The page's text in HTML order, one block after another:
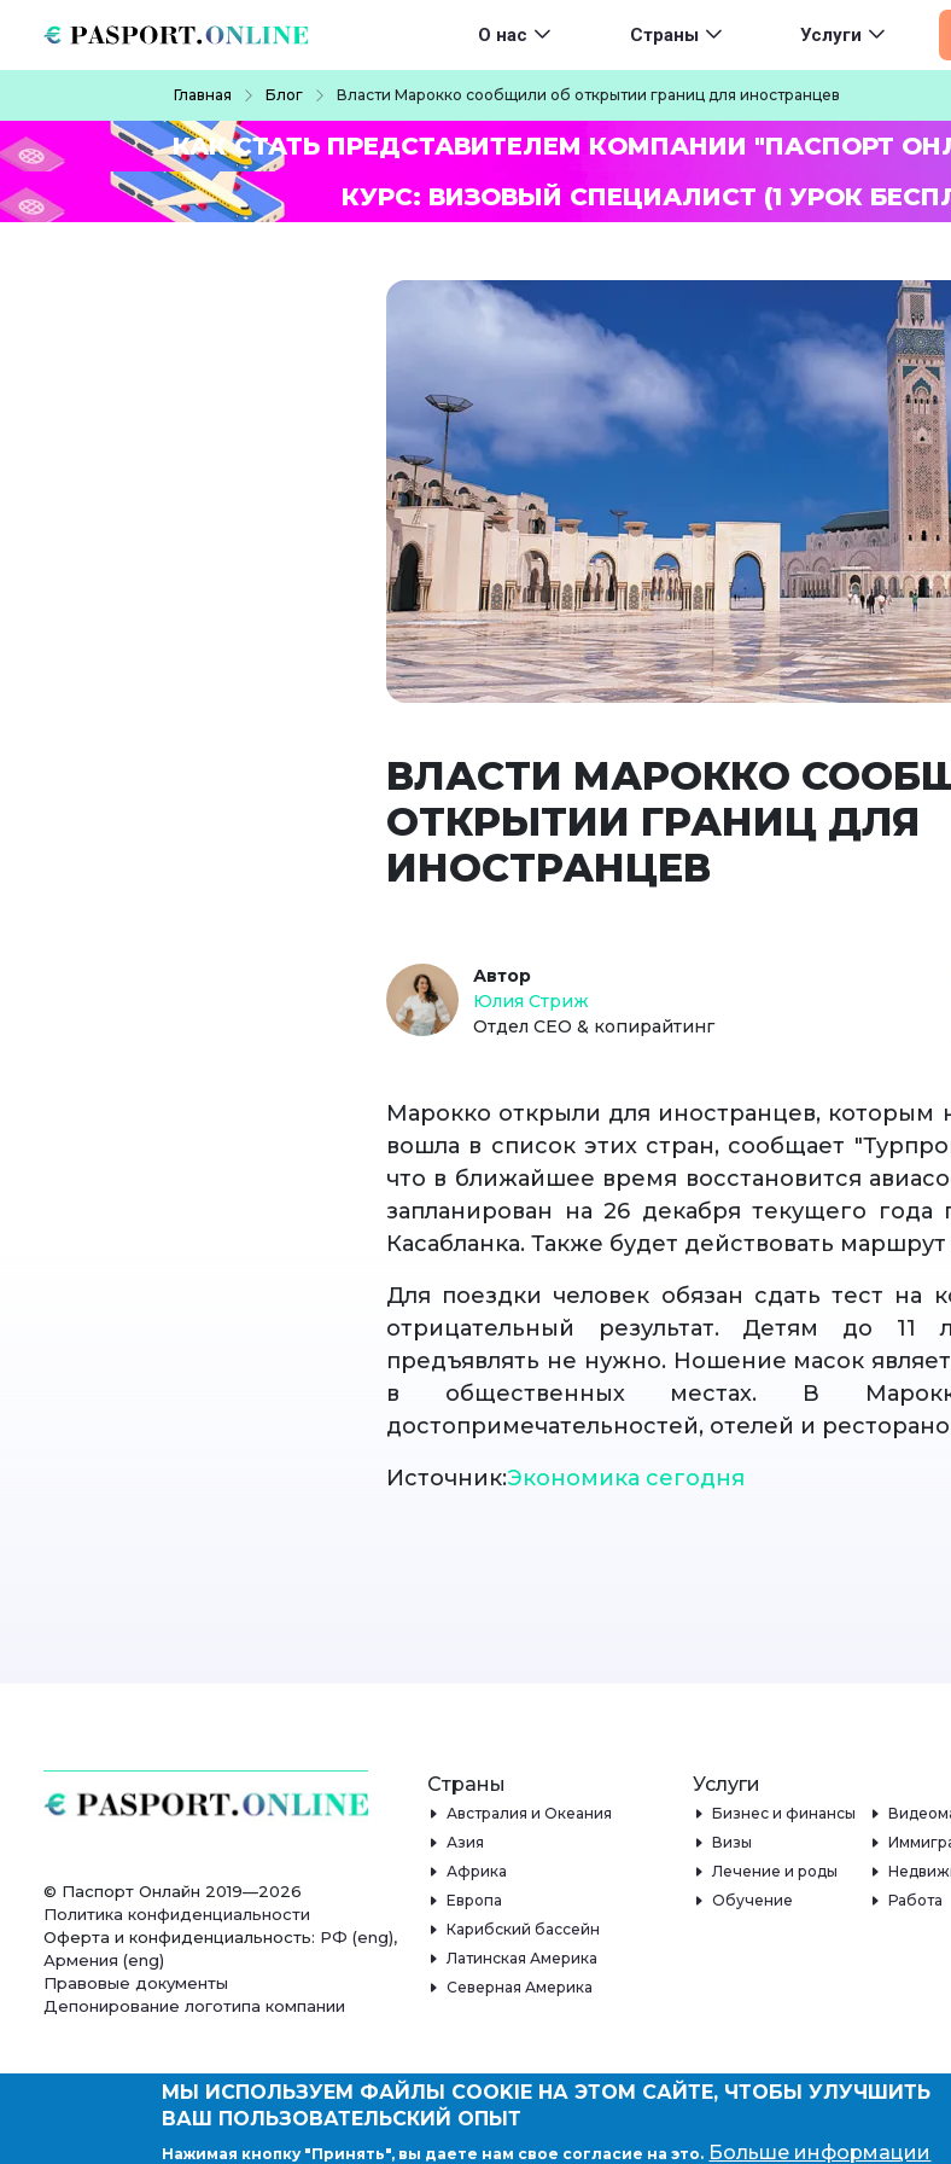
Main navigation
О нас Страны Услуги
Главная Блог Власти Марокко сообщили об открытии границ для иностранцев
КАК СТАТЬ ПРЕДСТАВИТЕЛЕМ КОМПАНИИ "ПАСПОРТ
КУРС: ВИЗОВЫЙ СПЕЦИАЛИСТ (1 УРОК
ВЛАСТИ МАРОККО
ОТКРЫТИИ ГРАНИЦ ДЛЯ
ИНОСТРАНЦЕВ
Автор
Юлия Стриж
Отдел СЕО & копирайтинг
Марокко открыли для иностранцев, которым
вошла в список этих стран, сообщает
что в ближайшее время восстановится
запланирован на 26 декабря текущего
Касабланка. Также будет действовать
Для поездки человек обязан сдать тест на
отрицательный результат. Детям до 11
предъявлять не нужно. Ношение масок
в общественных местах. В
достопримечательностей, отелей и
Источник:Экономика сегодня
© Паспорт Онлайн 2019—2026
Политика конфиденциальности
Оферта и конфиденциальность: РФ (eng),
Армения (eng)
Правовые документы
Депонирование логотипа компании
Страны
Австралия и Океания
Азия
Африка
Европа
Карибский бассейн
Латинская Америка
Северная Америка
Услуги
Бизнес и финансы
Визы
Лечение и роды
Обучение
Работа
МЫ ИСПОЛЬЗУЕМ ФАЙЛЫ COOKIE НА ЭТОМ САЙТЕ, ЧТОБЫ УЛУЧШИТЬ
ВАШ ПОЛЬЗОВАТЕЛЬСКИЙ ОПЫТ
Нажимая кнопку "Принять", вы даете нам свое согласие на это. Больше информации